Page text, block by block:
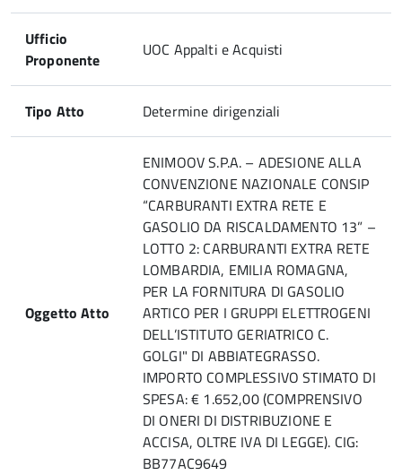
Ufficio
Proponente
UOC Appalti e Acquisti
Tipo Atto Determine dirigenziali
Oggetto Atto
ENIMOOV S.P.A. – ADESIONE ALLA
CONVENZIONE NAZIONALE CONSIP
“CARBURANTI EXTRA RETE E
GASOLIO DA RISCALDAMENTO 13” –
LOTTO 2: CARBURANTI EXTRA RETE
LOMBARDIA, EMILIA ROMAGNA,
PER LA FORNITURA DI GASOLIO
ARTICO PER I GRUPPI ELETTROGENI
DELL’ISTITUTO GERIATRICO C.
GOLGI" DI ABBIATEGRASSO.
IMPORTO COMPLESSIVO STIMATO DI
SPESA: € 1.652,00 (COMPRENSIVO
DI ONERI DI DISTRIBUZIONE E
ACCISA, OLTRE IVA DI LEGGE). CIG:
BB77AC9649